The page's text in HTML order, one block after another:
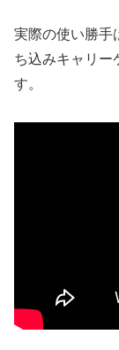
実際の使い勝手
ち込みキャリー
す。